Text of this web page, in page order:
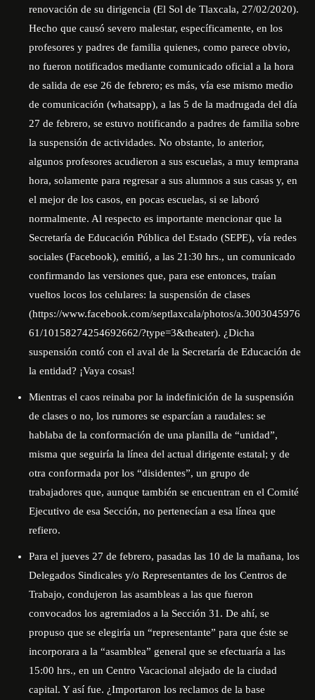
renovación de su dirigencia (El Sol de Tlaxcala, 27/02/2020).
Hecho que causó severo malestar, específicamente, en los
profesores y padres de familia quienes, como parece obvio,
no fueron notificados mediante comunicado oficial a la hora
de salida de ese 26 de febrero; es más, vía ese mismo medio
de comunicación (whatsapp), a las 5 de la madrugada del día
27 de febrero, se estuvo notificando a padres de familia sobre
la suspensión de actividades. No obstante, lo anterior,
algunos profesores acudieron a sus escuelas, a muy temprana
hora, solamente para regresar a sus alumnos a sus casas y, en
el mejor de los casos, en pocas escuelas, si se laboró
normalmente. Al respecto es importante mencionar que la
Secretaría de Educación Pública del Estado (SEPE), vía redes
sociales (Facebook), emitió, a las 21:30 hrs., un comunicado
confirmando las versiones que, para ese entonces, traían
vueltos locos los celulares: la suspensión de clases
(https://www.facebook.com/septlaxcala/photos/a.3003045976
61/10158274254692662/?type=3&theater). ¿Dicha
suspensión contó con el aval de la Secretaría de Educación de
la entidad? ¡Vaya cosas!
Mientras el caos reinaba por la indefinición de la suspensión
de clases o no, los rumores se esparcían a raudales: se
hablaba de la conformación de una planilla de “unidad”,
misma que seguiría la línea del actual dirigente estatal; y de
otra conformada por los “disidentes”, un grupo de
trabajadores que, aunque también se encuentran en el Comité
Ejecutivo de esa Sección, no pertenecían a esa línea que
refiero.
Para el jueves 27 de febrero, pasadas las 10 de la mañana, los
Delegados Sindicales y/o Representantes de los Centros de
Trabajo, condujeron las asambleas a las que fueron
convocados los agremiados a la Sección 31. De ahí, se
propuso que se elegiría un “representante” para que éste se
incorporara a la “asamblea” general que se efectuaría a las
15:00 hrs., en un Centro Vacacional alejado de la ciudad
capital. Y así fue. ¿Importaron los reclamos de la base